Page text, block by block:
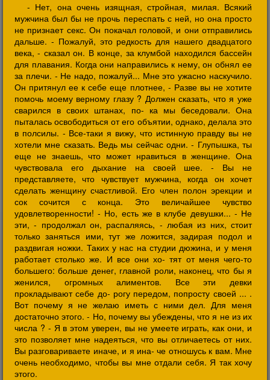
- Нет, она очень изящная, стройная, милая. Всякий
мужчина был бы не прочь переспать с ней, но она просто
не признает секс. Он покачал головой, и они отправились
дальше. - Пожалуй, это редкость для нашего двадцатого
века, - сказал он. В конце, за клумбой находился бассейн
для плавания. Когда они направились к нему, он обнял ее
за плечи. - Не надо, пожалуй... Мне это ужасно наскучило.
Он притянул ее к себе еще плотнее, - Разве вы не хотите
помочь моему верному глазу ? Должен сказать, что я уже
сварился в своих штанах, по- ка мы беседовали. Она
пыталась освободиться от его объятии, однако, делала это
в полсилы. - Все-таки я вижу, что истинную правду вы не
хотели мне сказать. Ведь мы сейчас одни. - Глупышка, ты
еще не знаешь, что может нравиться в женщине. Она
чувствовала его дыхание на своей шее. - Вы не
представляете, что чувствует мужчина, когда он хочет
сделать женщину счастливой. Его член полон эрекции и
сок сочится с конца. Это величайшее чувство
удовлетворенности! - Но, есть же в клубе девушки... - Не
эти, - продолжал он, распаляясь, - любая из них, стоит
только заняться ими, тут же ложится, задирая подол и
раздвигая ножки. Таких у нас на студии дюжина, и у меня
работает столько же. И все они хо- тят от меня чего-то
большего: больше денег, главной роли, наконец, что бы я
женился, огромных алиментов. Все эти девки
прокладывают себе до- рогу передом, попросту своей ... .
Вот почему я не желаю иметь с ними дел. Для меня
достаточно этого. - Но, почему вы убеждены, что я не из их
числа ? - Я в этом уверен, вы не умеете играть, как они, и
это позволяет мне надеяться, что вы отличаетесь от них.
Вы разговариваете иначе, и я ина- че отношусь к вам. Мне
очень необходимо, чтобы вы мне отдали себя. Я так хочу
этого.